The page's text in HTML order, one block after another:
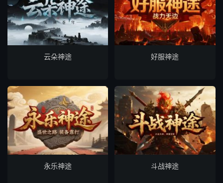
云朵神途 好服神途
永乐神途 斗战神途